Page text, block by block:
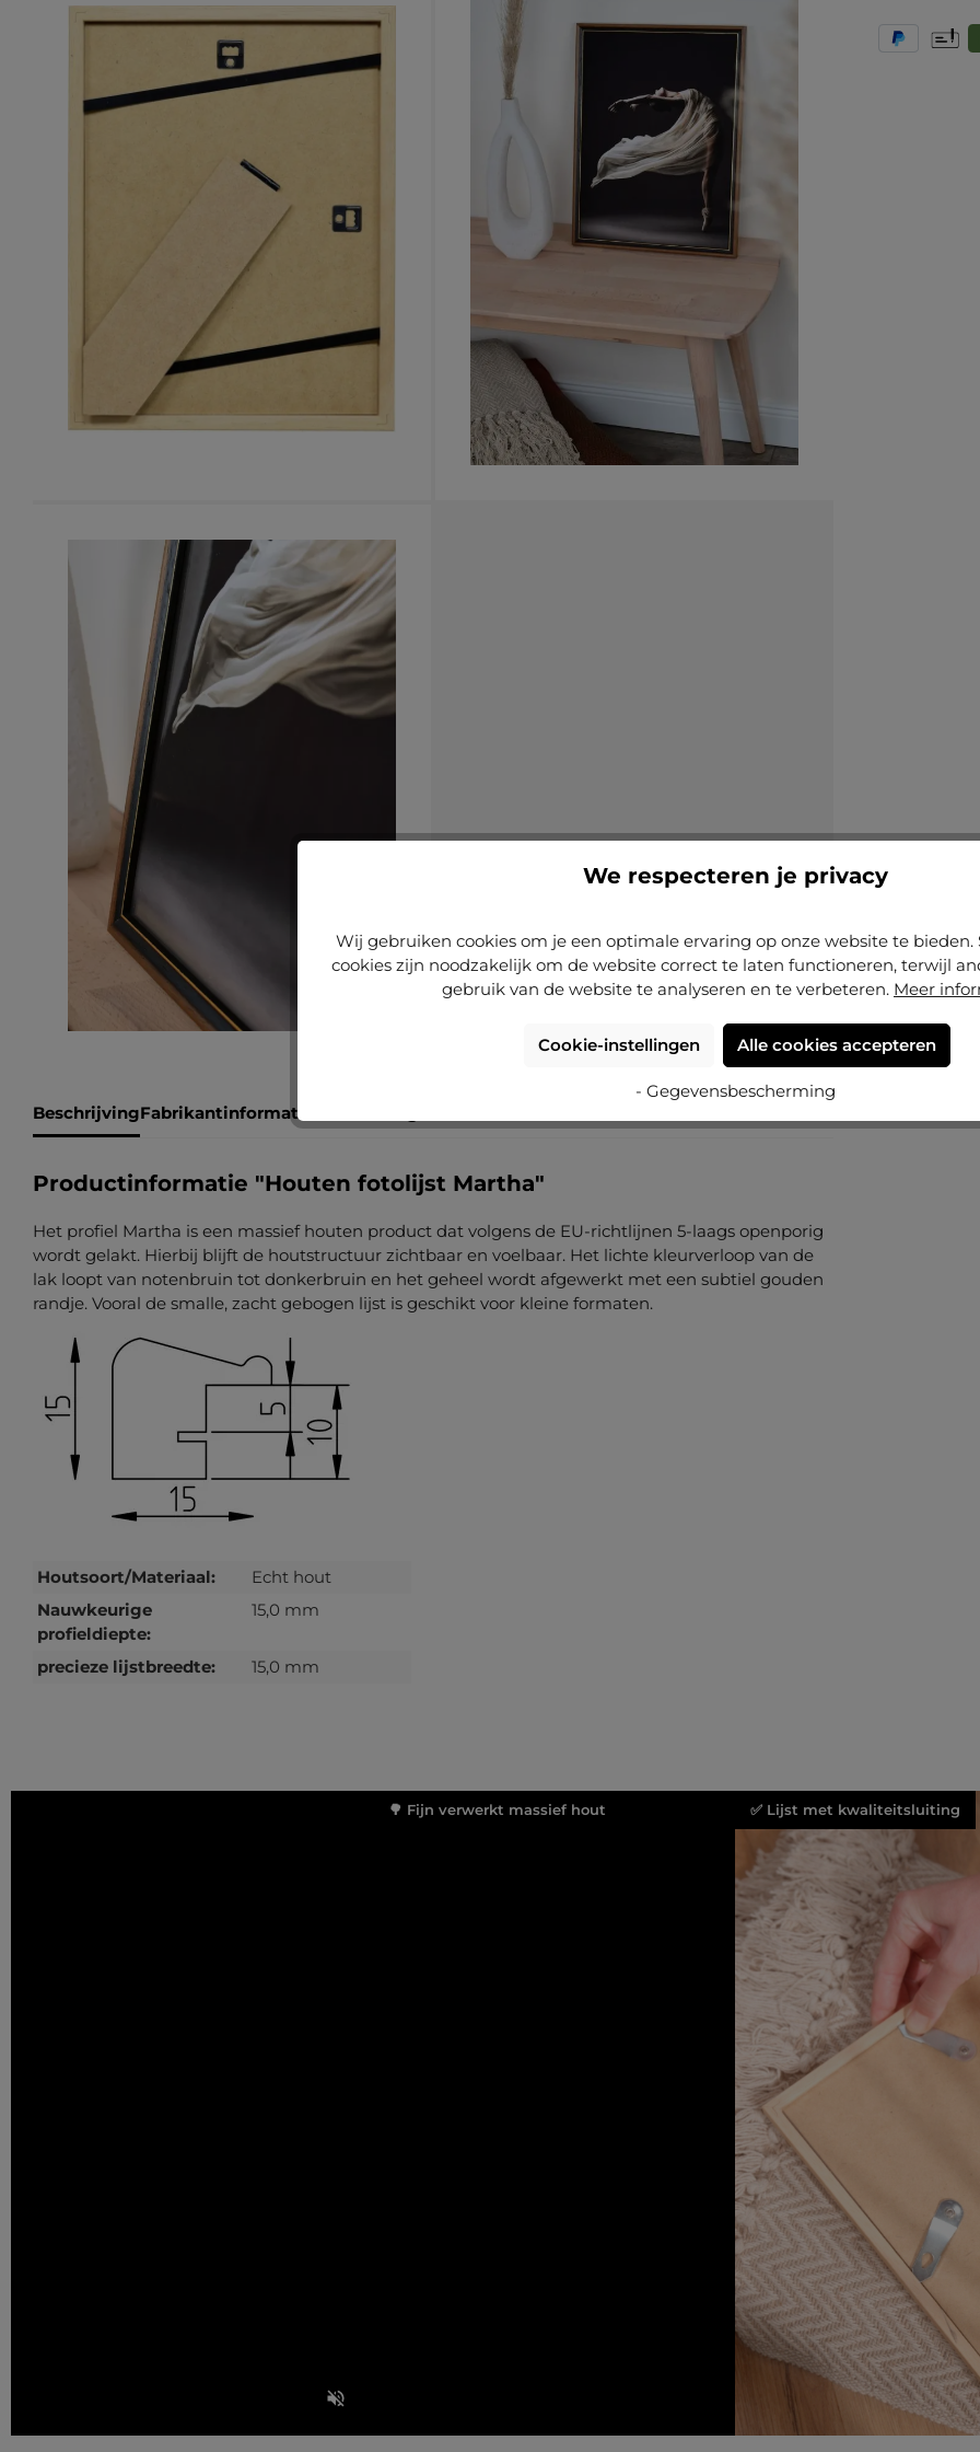
BeschrijvingFabrikantinformatie
Productinformatie "Houten fotolijst Martha"
Het profiel Martha is een massief houten product dat volgens de EU-richtlijnen 5-laags openporig
wordt gelakt. Hierbij blijft de houtstructuur zichtbaar en voelbaar. Het lichte kleurverloop van de
lak loopt van notenbruin tot donkerbruin en het geheel wordt afgewerkt met een subtiel gouden
randje. Vooral de smalle, zacht gebogen lijst is geschikt voor kleine formaten.
Houtsoort/Materiaal:
Echt hout
Nauwkeurige
profieldiepte:
15,0 mm
precieze lijstbreedte: 15,0 mm
PayPal
🌳 Fijn verwerkt massief hout ✅ Lijst met kwaliteitsluiting
We respecteren je privacy
Wij gebruiken cookies om je een optimale ervaring op onze website te bieden.
cookies zijn noodzakelijk om de website correct te laten functioneren, terwijl
gebruik van de website te analyseren en te verbeteren. Meer
Cookie-instellingen Alle cookies accepteren
- Gegevensbescherming